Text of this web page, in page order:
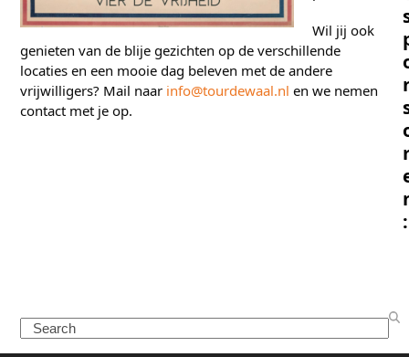
Wil jij ook
genieten van de blije gezichten op de verschillende
locaties en een mooie dag beleven met de andere
vrijwilligers? Mail naar info@tourdewaal.nl en we nemen
contact met je op.
Search
: